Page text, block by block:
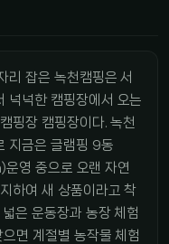
리 잡은 녹천캠핑은 서
넉넉한 캠핑장에서 오는
핑장 캠핑장이다. 녹천
지금은 글램핑 9동
영 중으로 오랜 자연
하여 새 상품이라고 착
은 운동장과 농장 체험
면 계절별 농작물 체험